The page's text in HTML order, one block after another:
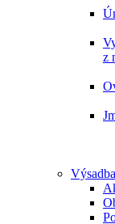
z